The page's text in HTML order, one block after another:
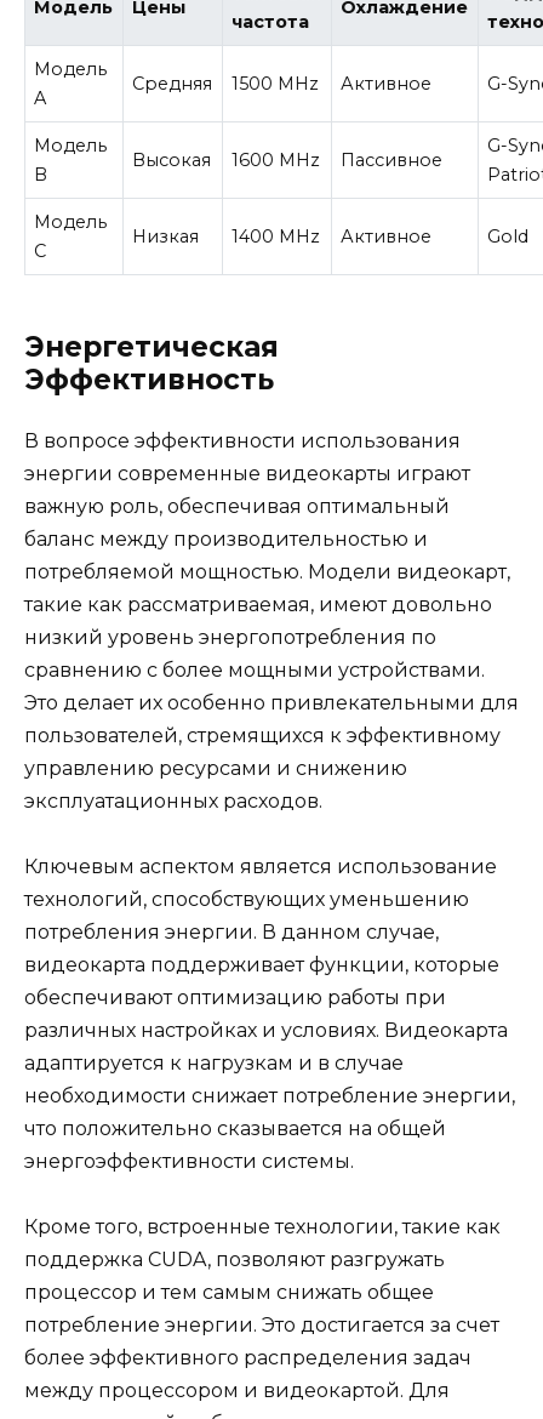
Модель Цены
частота
Охлаждение
Модель
A
Средняя 1500 MHz Активное G-
Модель
B
Высокая 1600 MHz Пассивное
G-
Модель
C
Низкая 1400 MHz Активное Gold
Энергетическая
Эффективность
В вопросе эффективности использования
энергии современные видеокарты играют
важную роль, обеспечивая оптимальный
баланс между производительностью и
потребляемой мощностью. Модели видеокарт,
такие как рассматриваемая, имеют довольно
низкий уровень энергопотребления по
сравнению с более мощными устройствами.
Это делает их особенно привлекательными для
пользователей, стремящихся к эффективному
управлению ресурсами и снижению
эксплуатационных расходов.
Ключевым аспектом является использование
технологий, способствующих уменьшению
потребления энергии. В данном случае,
видеокарта поддерживает функции, которые
обеспечивают оптимизацию работы при
различных настройках и условиях. Видеокарта
адаптируется к нагрузкам и в случае
необходимости снижает потребление энергии,
что положительно сказывается на общей
энергоэффективности системы.
Кроме того, встроенные технологии, такие как
поддержка CUDA, позволяют разгружать
процессор и тем самым снижать общее
потребление энергии. Это достигается за счет
более эффективного распределения задач
между процессором и видеокартой. Для